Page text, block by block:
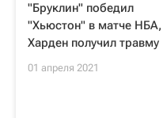
"Бруклин" победил
"Хьюстон" в матче НБА,
Харден получил травму
01 апреля 2021